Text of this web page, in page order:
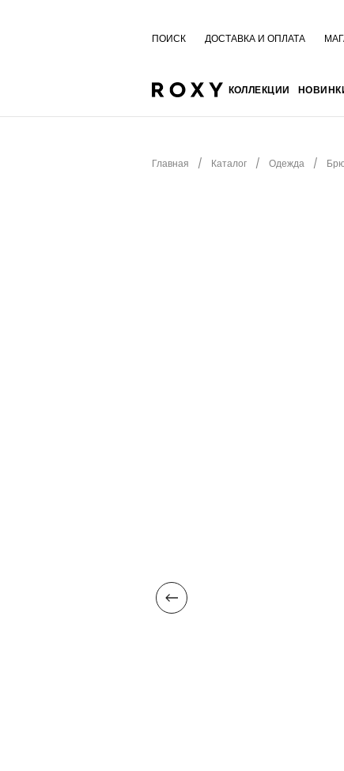
ПОИСК ДОСТАВКА И ОПЛАТА
КОЛЛЕКЦИИ
Главная Каталог Одежда